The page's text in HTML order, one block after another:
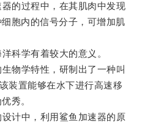
的过程中，在其肌肉中发现
胞内的信号分子，可增加肌
学有着较大的意义。
学特性，研制出了一种叫
装置能够在水下进行高速移
秀。
计中，利用鲨鱼加速器的原